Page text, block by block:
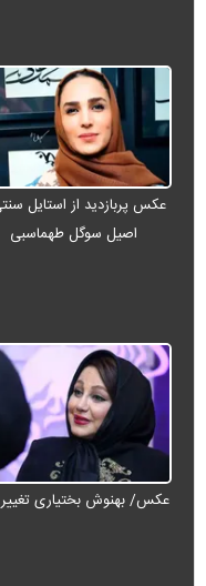
عکس پربازدید از استایل
اصیل سوگل طهماسبی
عکس/ بهنوش بختیاری